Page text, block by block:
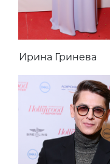
Ирина Гринева